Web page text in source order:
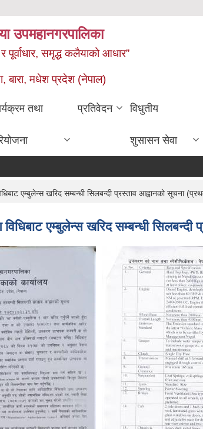
उपमहानगरपालिका
पूर्वाधार, समृद्ध कलैयाको आधार”
बारा, मधेश प्रदेश (नेपाल)
तथा प्रतिवेदन विधुतीय
शुसासन सेवा
एम्बुलेन्स खरिद सम्बन्धी सिलबन्दी प्रस्ताव आह्वानको सूचना
एम्बुलेन्स खरिद सम्बन्धी